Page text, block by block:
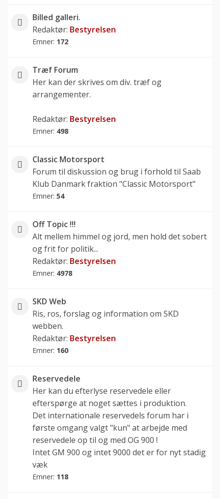
Billed galleri.
Redaktør: Bestyrelsen
Emner: 172
Træf Forum
Her kan der skrives om div. træf og
arrangementer.
Redaktør: Bestyrelsen
Emner: 498
Classic Motorsport
Forum til diskussion og brug i forhold til Saab
Klub Danmark fraktion "Classic Motorsport"
Emner: 54
Off Topic !!!
Alt mellem himmel og jord, men hold det sobert
og frit for politik...
Redaktør: Bestyrelsen
Emner: 4978
SKD Web
Ris, ros, forslag og information om SKD
webben.
Redaktør: Bestyrelsen
Emner: 160
Reservedele
Her kan du efterlyse reservedele eller
efterspørge at noget sættes i produktion.
Det internationale reservedels forum har i
første omgang valgt "kun" at arbejde med
reservedele op til og med OG 900 !
Intet GM 900 og intet 9000 det er for nyt stadig
væk
Emner: 118